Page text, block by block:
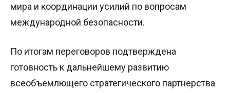
мира и координации усилий по вопросам
международной безопасности.
По итогам переговоров подтверждена
готовность к дальнейшему развитию
всеобъемлющего стратегического партнерства